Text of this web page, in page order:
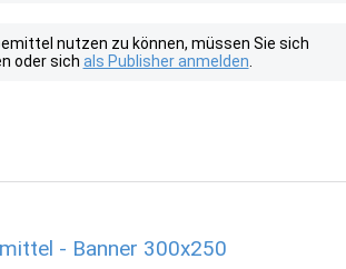
nutzen zu können, müssen Sie sich
oder sich als Publisher anmelden
- Banner 300x250